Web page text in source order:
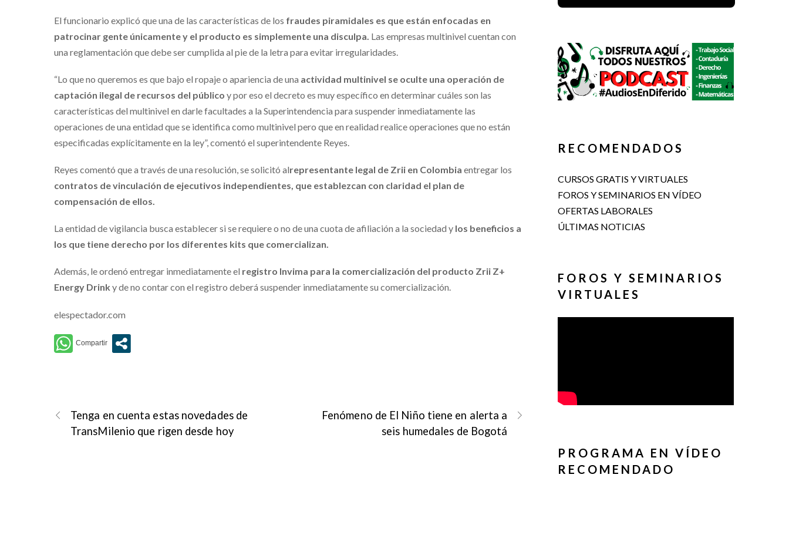
El funcionario explicó que una de las características de los fraudes piramidales es que están enfocadas en
patrocinar gente únicamente y el producto es simplemente una disculpa. Las empresas multinivel cuentan con
una reglamentación que debe ser cumplida al pie de la letra para evitar irregularidades.
“Lo que no queremos es que bajo el ropaje o apariencia de una actividad multinivel se oculte una operación de
captación ilegal de recursos del público y por eso el decreto es muy específico en determinar cuáles son las
características del multinivel en darle facultades a la Superintendencia para suspender inmediatamente las
operaciones de una entidad que se identifica como multinivel pero que en realidad realice operaciones que no están
especificadas explícitamente en la ley”, comentó el superintendente Reyes.
Reyes comentó que a través de una resolución, se solicitó alrepresentante legal de Zrii en Colombia entregar los
contratos de vinculación de ejecutivos independientes, que establezcan con claridad el plan de
compensación de ellos.
La entidad de vigilancia busca establecer si se requiere o no de una cuota de afiliación a la sociedad y los beneficios a
los que tiene derecho por los diferentes kits que comercializan.
Además, le ordenó entregar inmediatamente el registro Invima para la comercialización del producto Zrii Z+
Energy Drink y de no contar con el registro deberá suspender inmediatamente su comercialización.
elespectador.com
Tenga en cuenta estas novedades de
TransMilenio que rigen desde hoy
Fenómeno de El Niño tiene en alerta a
seis humedales de Bogotá
RECOMENDADOS
CURSOS GRATIS Y VIRTUALES
FOROS Y SEMINARIOS EN VÍDEO
OFERTAS LABORALES
ÚLTIMAS NOTICIAS
FOROS Y SEMINARIOS
VIRTUALES
PROGRAMA EN VÍDEO
RECOMENDADO